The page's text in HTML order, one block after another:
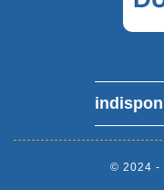
© 2024 -